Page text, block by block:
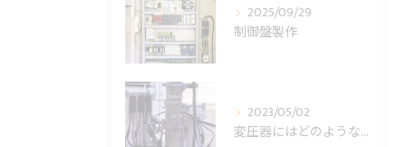
2025/09/29
制御盤製作
2023/05/02
変圧器にはどのような役割があるの？